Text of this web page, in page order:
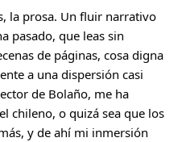
la prosa. Un fluir narrativo
pasado, que leas sin
de páginas, cosa digna
a una dispersión casi
de Bolaño, me ha
chileno, o quizá sea que los
y de ahí mi inmersión